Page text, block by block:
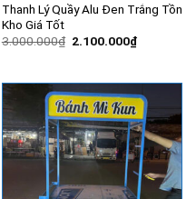
Thanh Lý Quầy Alu Đen Trắng Tồn
Kho Giá Tốt
3.000.000₫ Giá
2.100.000₫Giá
hiện